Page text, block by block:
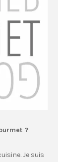
?
Je suis